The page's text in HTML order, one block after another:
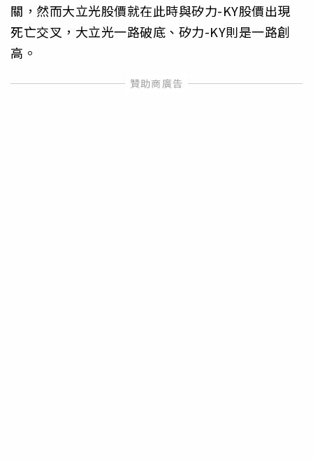
關，然而大立光股價就在此時與矽力-KY股價出現
死亡交叉，大立光一路破底、矽力-KY則是一路創
高。